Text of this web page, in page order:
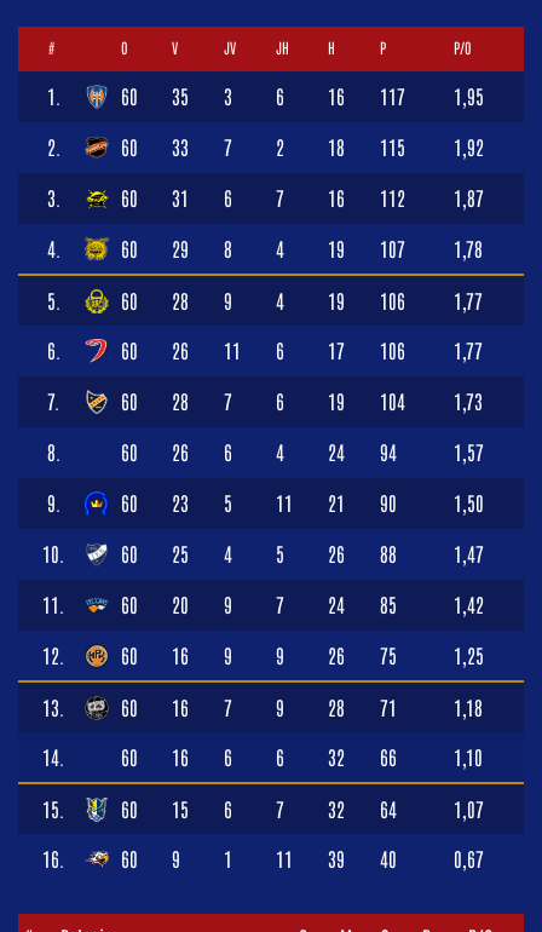
# O V JV JH H P P/O
1. 60 35 3 6 16 117 1,95
2. 60 33 7 2 18 115 1,92
3. 60 31 6 7 16 112 1,87
4. 60 29 8 4 19 107 1,78
5. 60 28 9 4 19 106 1,77
6. 60 26 11 6 17 106 1,77
7. 60 28 7 6 19 104 1,73
8. 60 26 6 4 24 94 1,57
9. 60 23 5 11 21 90 1,50
10. 60 25 4 5 26 88 1,47
11. 60 20 9 7 24 85 1,42
12. 60 16 9 9 26 75 1,25
13. 60 16 7 9 28 71 1,18
14. 60 16 6 6 32 66 1,10
15. 60 15 6 7 32 64 1,07
16. 60 9 1 11 39 40 0,67